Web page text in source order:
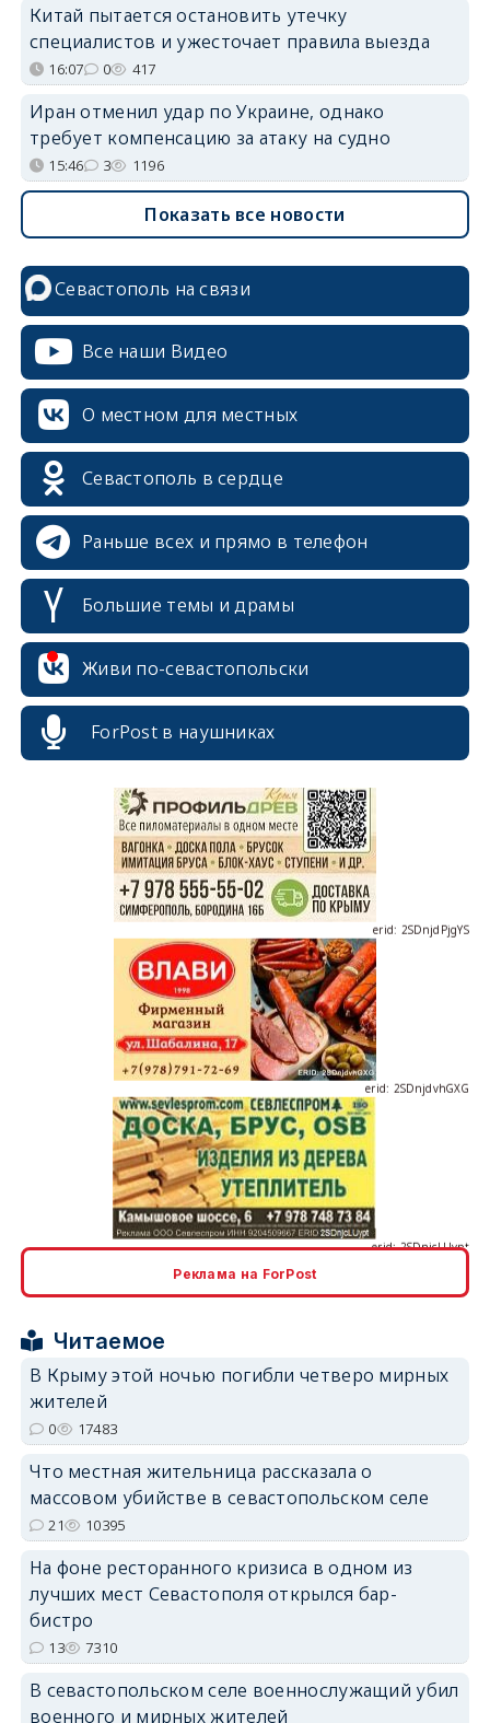
Китай пытается остановить утечку
специалистов и ужесточает правила выезда
16:07 0 417
Иран отменил удар по Украине, однако
требует компенсацию за атаку на судно
15:46 3 1196
Показать все новости
Севастополь на связи
Все наши Видео
О местном для местных
Севастополь в сердце
Раньше всех и прямо в телефон
Большие темы и драмы
Живи по-севастопольски
ForPost в наушниках
erid: 2SDnjcrDNw6
erid: 2SDnjdPjgYS
erid: 2SDnjdvhGXG
erid: 2SDnjdPjgYS
Реклама на ForPost
Читаемое
В Крыму этой ночью погибли четверо мирных
жителей
0 17483
Что местная жительница рассказала о
массовом убийстве в севастопольском селе
21 10395
На фоне ресторанного кризиса в одном из
лучших мест Севастополя открылся бар-
бистро
13 7310
В севастопольском селе военнослужащий убил
военного и мирных жителей